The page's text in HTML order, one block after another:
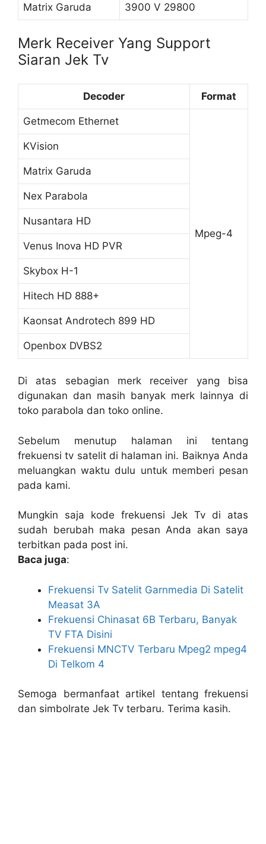
Matrix Garuda 3900 V 29800
Merk Receiver Yang Support
Siaran Jek Tv
Decoder Format
Getmecom Ethernet
Mpeg-4
KVision
Matrix Garuda
Nex Parabola
Nusantara HD
Venus Inova HD PVR
Skybox H-1
Hitech HD 888+
Kaonsat Androtech 899 HD
Openbox DVBS2
Di atas sebagian merk receiver yang bisa
digunakan dan masih banyak merk lainnya di
toko parabola dan toko online.
Sebelum menutup halaman ini tentang
frekuensi tv satelit di halaman ini. Baiknya Anda
meluangkan waktu dulu untuk memberi pesan
pada kami.
Mungkin saja kode frekuensi Jek Tv di atas
sudah berubah maka pesan Anda akan saya
terbitkan pada post ini.
Baca juga:
Frekuensi Tv Satelit Garnmedia Di Satelit
Measat 3A
Frekuensi Chinasat 6B Terbaru, Banyak
TV FTA Disini
Frekuensi MNCTV Terbaru Mpeg2 mpeg4
Di Telkom 4
Semoga bermanfaat artikel tentang frekuensi
dan simbolrate Jek Tv terbaru. Terima kasih.